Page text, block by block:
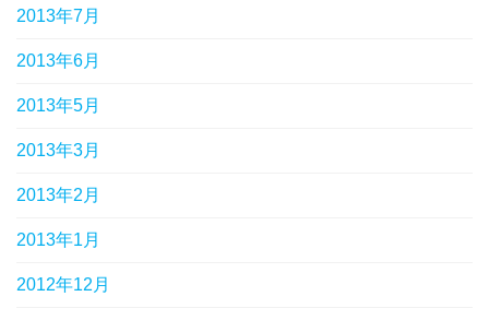
2013年7月
2013年6月
2013年5月
2013年3月
2013年2月
2013年1月
2012年12月